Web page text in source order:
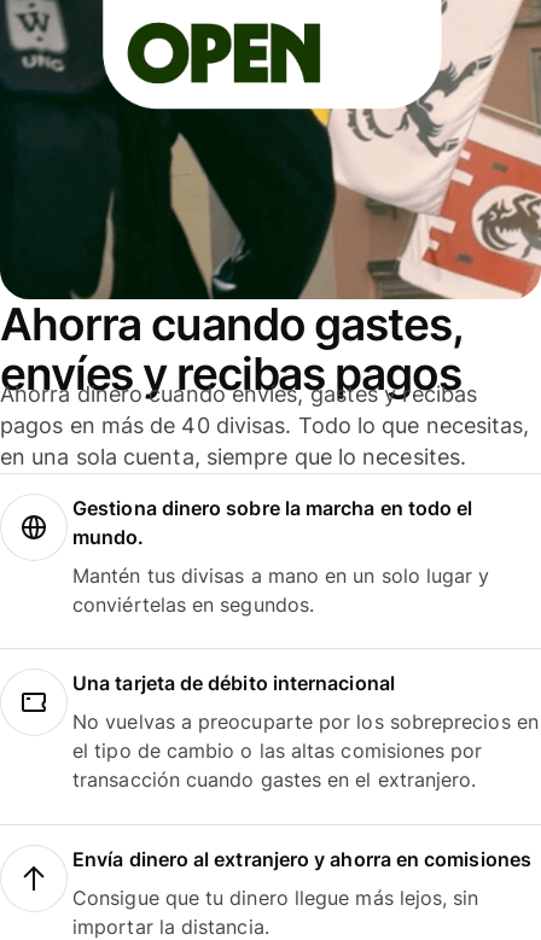
Ahorra cuando gastes,
envíes y recibas pagos
Ahorra dinero cuando envíes, gastes y recibas
pagos en más de 40 divisas. Todo lo que necesitas,
en una sola cuenta, siempre que lo necesites.
Gestiona dinero sobre la marcha en todo el
mundo.
Mantén tus divisas a mano en un solo lugar y
conviértelas en segundos.
Una tarjeta de débito internacional
No vuelvas a preocuparte por los sobreprecios en
el tipo de cambio o las altas comisiones por
transacción cuando gastes en el extranjero.
Envía dinero al extranjero y ahorra en comisiones
Consigue que tu dinero llegue más lejos, sin
importar la distancia.